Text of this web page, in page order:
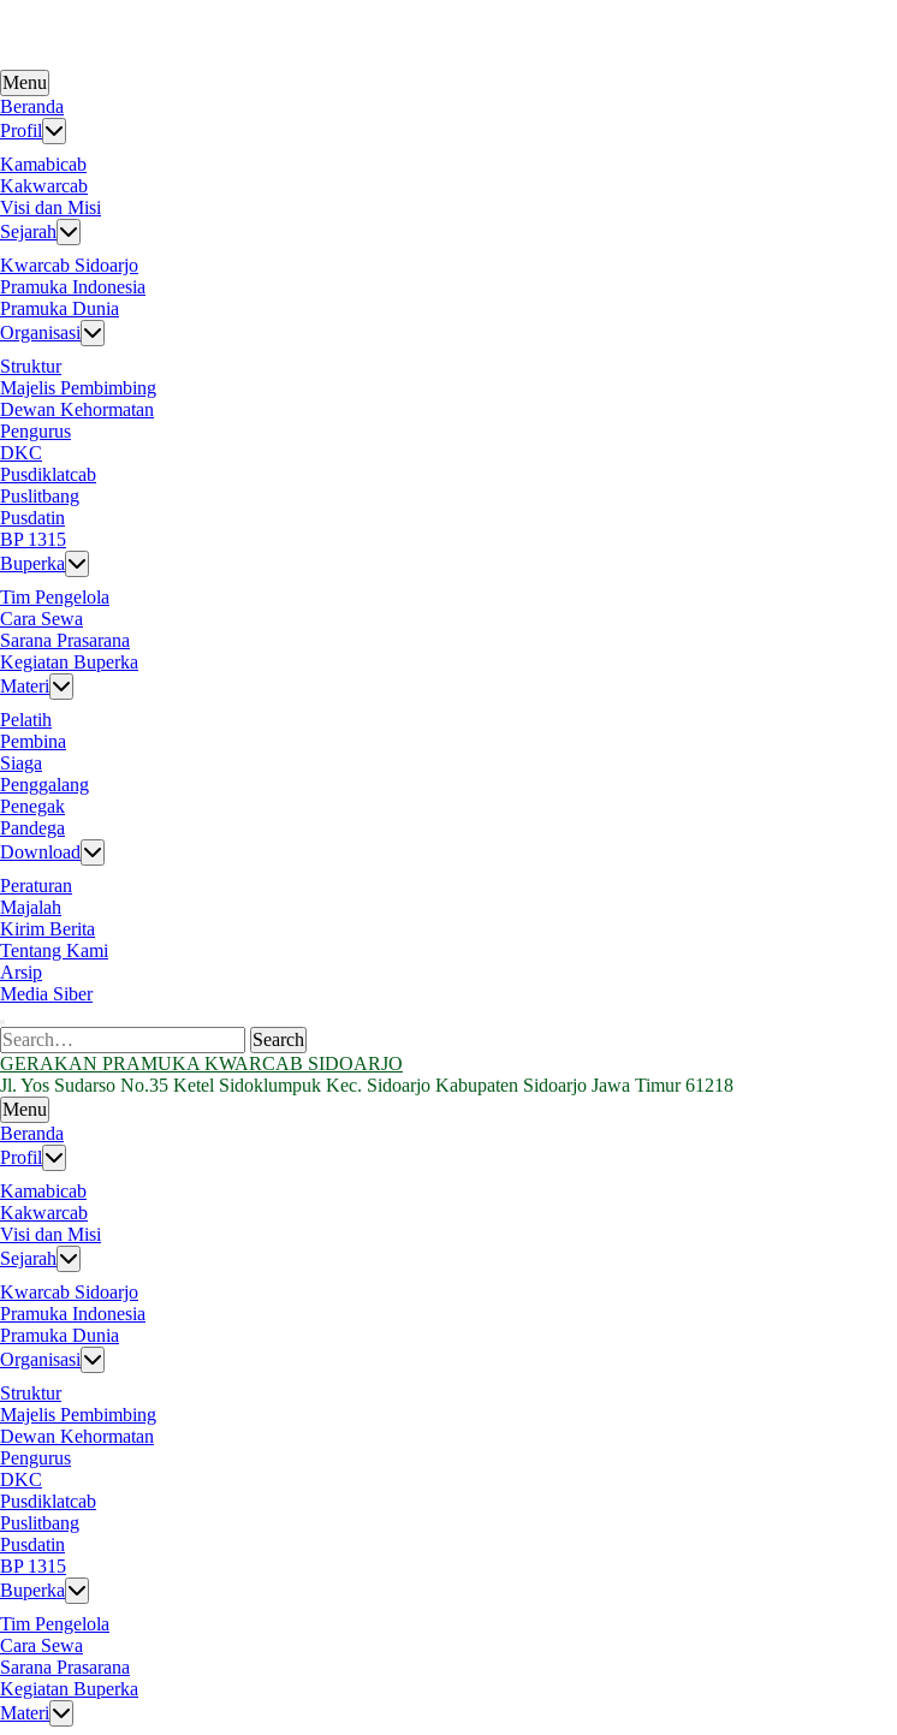
Menu
Beranda
Profil
Kamabicab
Kakwarcab
Visi dan Misi
Sejarah
Kwarcab Sidoarjo
Pramuka Indonesia
Pramuka Dunia
Organisasi
Struktur
Majelis Pembimbing
Dewan Kehormatan
Pengurus
DKC
Pusdiklatcab
Puslitbang
Pusdatin
BP 1315
Buperka
Tim Pengelola
Cara Sewa
Sarana Prasarana
Kegiatan Buperka
Materi
Pelatih
Pembina
Siaga
Penggalang
Penegak
Pandega
Download
Peraturan
Majalah
Kirim Berita
Tentang Kami
Arsip
Media Siber
Search
for:
Search
GERAKAN PRAMUKA KWARCAB SIDOARJO
Jl. Yos Sudarso No.35 Ketel Sidoklumpuk Kec. Sidoarjo Kabupaten Sidoarjo Jawa Timur 61218
Menu
Beranda
Profil
Kamabicab
Kakwarcab
Visi dan Misi
Sejarah
Kwarcab Sidoarjo
Pramuka Indonesia
Pramuka Dunia
Organisasi
Struktur
Majelis Pembimbing
Dewan Kehormatan
Pengurus
DKC
Pusdiklatcab
Puslitbang
Pusdatin
BP 1315
Buperka
Tim Pengelola
Cara Sewa
Sarana Prasarana
Kegiatan Buperka
Materi